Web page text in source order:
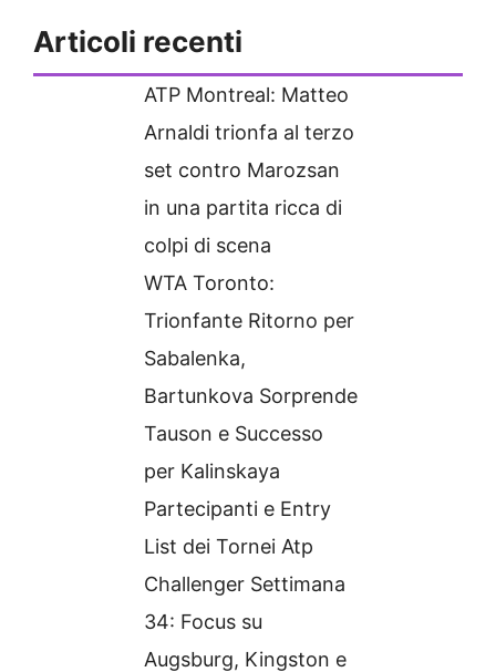
Articoli recenti
ATP Montreal: Matteo
Arnaldi trionfa al terzo
set contro Marozsan
in una partita ricca di
colpi di scena
WTA Toronto:
Trionfante Ritorno per
Sabalenka,
Bartunkova Sorprende
Tauson e Successo
per Kalinskaya
Partecipanti e Entry
List dei Tornei Atp
Challenger Settimana
34: Focus su
Augsburg, Kingston e